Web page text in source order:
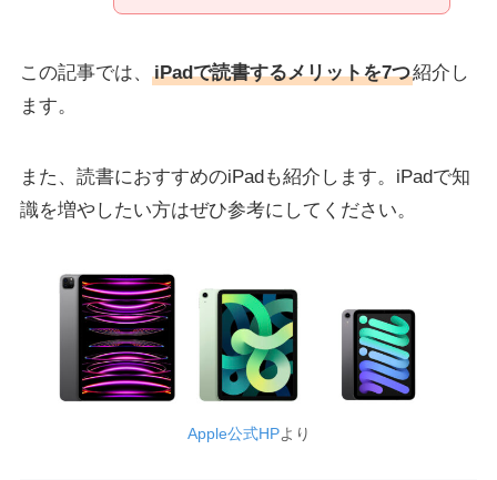
この記事では、 iPadで読書するメリットを7つ紹介し
ます。
また、読書におすすめのiPadも紹介します。iPadで知
識を増やしたい方はぜひ参考にしてください。
Apple公式HPより